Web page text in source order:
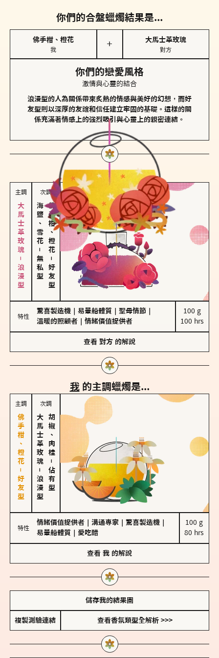
你們的合盤蠟燭結果是...
佛手柑、橙花
我
＋
大馬士革玫瑰
對方
你們的戀愛風格
激情與心靈的結合
浪漫型的人為關係帶來炙熱的情感與美好的幻想，而好
友型則以深厚的友誼和信任建立牢固的基礎。這樣的關
係充滿著情感上的強烈吸引與心靈上的親密連結。
對方的主調蠟燭是...
主調
大馬士革玫瑰－浪漫型
次調
海鹽、雪花
－
無私型
佛手柑、橙花
－
好友型
特性
驚喜製造機 易暈船體質 聖母情節
溫暖的照顧者
情緒價值提供者
100 g
100 hrs
查看 對方 的解說
我 的主調蠟燭是...
主調
佛手柑、橙花－好友型
次調
大馬士革玫瑰
－
浪漫型
胡椒、肉桂
－
佔有型
特性
情緒價值提供者 溝通專家 驚喜製造機
易暈船體質
愛吃醋
100 g
80 hrs
查看 我 的解說
儲存我的結果圖
複製測驗連結 查看香氛類型全解析 >>>